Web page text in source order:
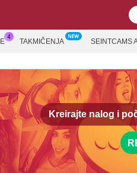
TAKMIČENJA SEINTCAMS
Kreirajte nalog i